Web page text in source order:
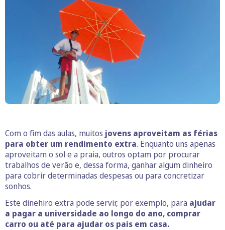
Com o fim das aulas, muitos jovens aproveitam as férias
para obter um rendimento extra. Enquanto uns apenas
aproveitam o sol e a praia, outros optam por procurar
trabalhos de verão e, dessa forma, ganhar algum dinheiro
para cobrir determinadas despesas ou para concretizar
sonhos.
Este dinehiro extra pode servir, por exemplo, para ajudar
a pagar a universidade ao longo do ano, comprar
carro ou até para ajudar os pais em casa.